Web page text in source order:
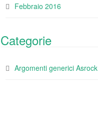
Febbraio 2016
Categorie
Argomenti generici Asrock